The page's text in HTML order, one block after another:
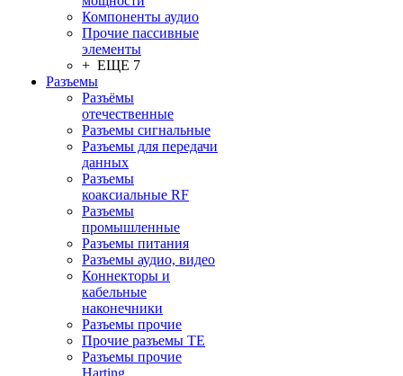
Компоненты аудио
Прочие пассивные
элементы
+ ЕЩЕ 7
Разъeмы
Разъёмы
отечественные
Разъeмы сигнальные
Разъeмы для передачи
данных
Разъeмы
коаксиальные RF
Разъeмы
промышленные
Разъeмы питания
Разъeмы аудио, видео
Коннекторы и
кабельные
наконечники
Разъeмы прочие
Прочие разъемы TE
Разъемы прочие
Harting